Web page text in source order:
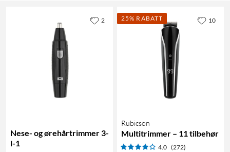
Nese- og ørehårtrimmer 3-
i-1
2 25% RABATT
Rubicson
Multitrimmer – 11 tilbehør
4.0 (272)
10